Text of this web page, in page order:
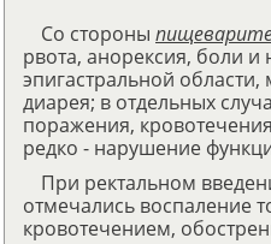
Со стороны
рвота, анорексия, боли
эпигастральной
диарея; в отдельных
поражения,
редко - нарушение
При ректальном
отмечались воспаление
кровотечением,